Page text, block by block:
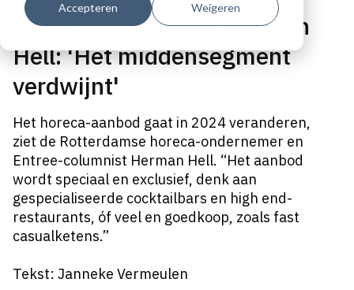
Accepteren Weigeren
Horecaondernemer Herman
Hell: 'Het middensegment
verdwijnt'
Het horeca-aanbod gaat in 2024 veranderen,
ziet de Rotterdamse horeca-ondernemer en
Entree-columnist Herman Hell. “Het aanbod
wordt speciaal en exclusief, denk aan
gespecialiseerde cocktailbars en high end-
restaurants, óf veel en goedkoop, zoals fast
casualketens.”
Tekst: Janneke Vermeulen